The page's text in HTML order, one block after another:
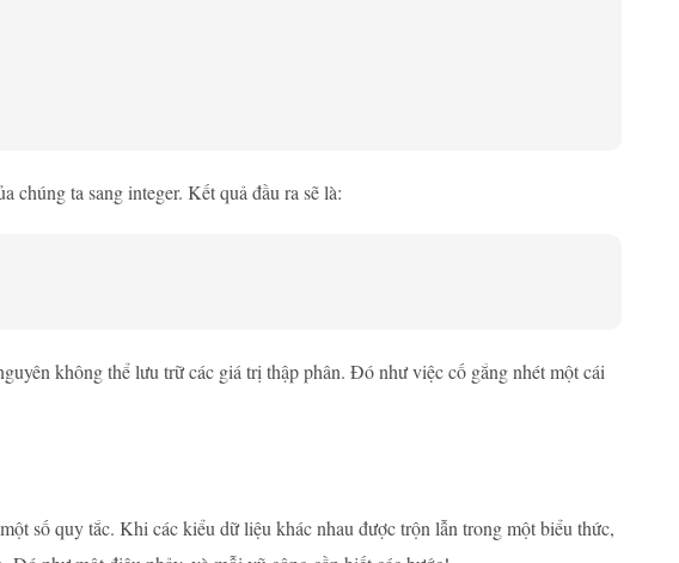
ta sang integer. Kết quả đầu ra sẽ là:
không thể lưu trữ các giá trị thập phân. Đó như việc cố gắng nhét một cái
số quy tắc. Khi các kiểu dữ liệu khác nhau được trộn lẫn trong một biểu thức,